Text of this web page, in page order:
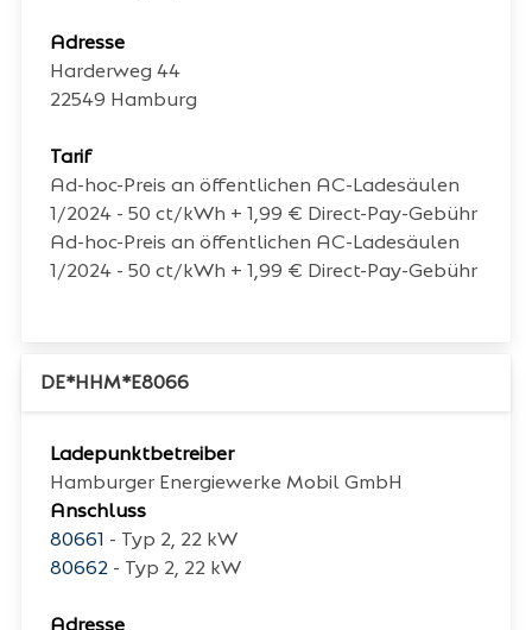
Adresse
Harderweg 44
22549 Hamburg
Tarif
Ad-hoc-Preis an öffentlichen AC-Ladesäulen
1/2024 - 50 ct/kWh + 1,99 € Direct-Pay-Gebühr
Ad-hoc-Preis an öffentlichen AC-Ladesäulen
1/2024 - 50 ct/kWh + 1,99 € Direct-Pay-Gebühr
DE*HHM*E8066
Ladepunktbetreiber
Hamburger Energiewerke Mobil GmbH
Anschluss
80661 - Typ 2, 22 kW
80662 - Typ 2, 22 kW
Adresse